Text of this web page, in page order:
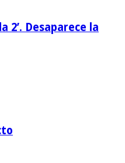
2’. Desaparece la